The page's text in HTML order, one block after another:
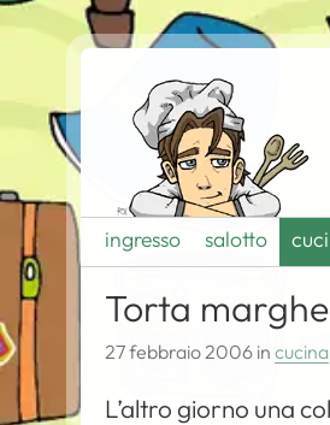
ingresso salotto
Torta
27 febbraio 2006 incucina
L’altro giorno una